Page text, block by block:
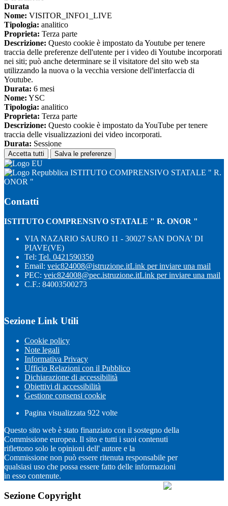
Durata
Nome: VISITOR_INFO1_LIVE
Tipologia: analitico
Proprieta: Terza parte
Descrizione: Questo cookie è impostato da Youtube per tenere
traccia delle preferenze dell'utente per i video di Youtube incorporati
nei siti; può anche determinare se il visitatore del sito web sta
utilizzando la nuova o la vecchia versione dell'interfaccia di
Youtube.
Durata: 6 mesi
Nome: YSC
Tipologia: analitico
Proprieta: Terza parte
Descrizione: Questo cookie è impostato da YouTube per tenere
traccia delle visualizzazioni dei video incorporati.
Durata: Sessione
Accetta tutti Salva le preferenze
ISTITUTO COMPRENSIVO STATALE " R.
ONOR "
Contatti
ISTITUTO COMPRENSIVO STATALE " R. ONOR "
VIA NAZARIO SAURO 11 - 30027 SAN DONA' DI
PIAVE(VE)
Tel: Tel. 0421590350
Email: veic824008@istruzione.itLink per inviare una mail
PEC: veic824008@pec.istruzione.itLink per inviare una mail
C.F.: 84003500273
Sezione Link Utili
Cookie policy
Note legali
Informativa Privacy
Ufficio Relazioni con il Pubblico
Dichiarazione di accessibilità
Obiettivi di accessibilità
Gestione consensi cookie
Pagina visualizzata 922 volte
Questo sito web è stato finanziato con il sostegno della
Commissione europea. Il sito e tutti i suoi contenuti
riflettono solo le opinioni dell' autore e la
Commissione non può essere ritenuta responsabile per
qualsiasi uso che possa essere fatto delle informazioni
in esso contenute.
Sezione Copyright